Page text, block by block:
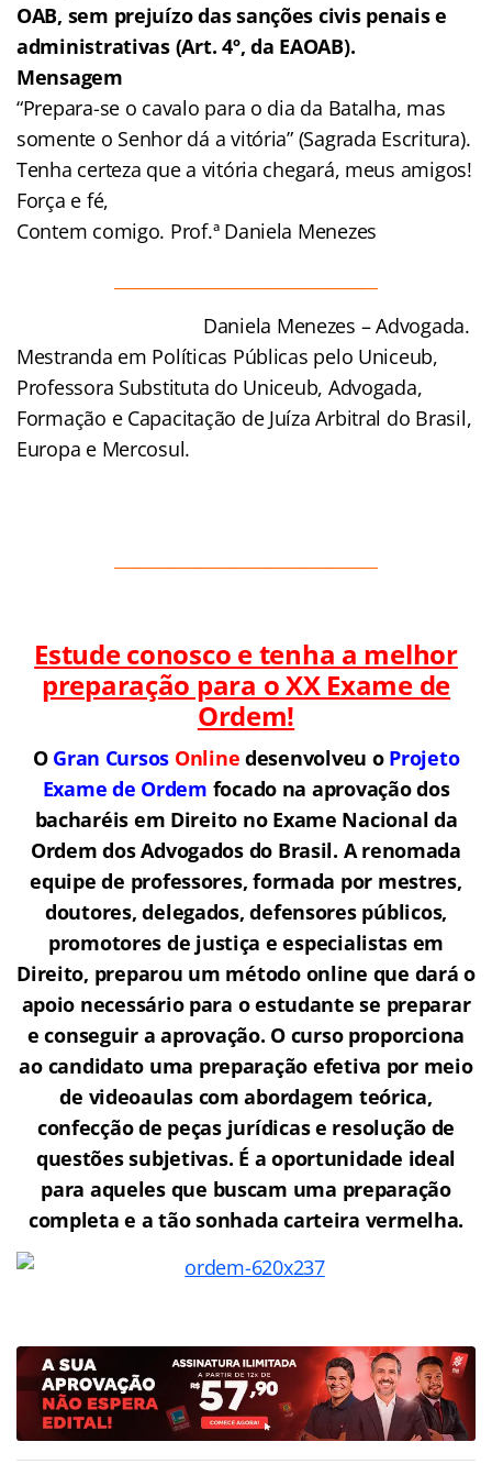
OAB, sem prejuízo das sanções civis penais e
administrativas (Art. 4º, da EAOAB).
Mensagem
“Prepara-se o cavalo para o dia da Batalha, mas
somente o Senhor dá a vitória” (Sagrada Escritura).
Tenha certeza que a vitória chegará, meus amigos!
Força e fé,
Contem comigo. Prof.ª Daniela Menezes
Daniela Menezes – Advogada.
Mestranda em Políticas Públicas pelo Uniceub,
Professora Substituta do Uniceub, Advogada,
Formação e Capacitação de Juíza Arbitral do Brasil,
Europa e Mercosul.
Estude conosco e tenha a melhor
preparação para oXX Exame de
Ordem!
O Gran Cursos Online desenvolveu o Projeto
Exame de Ordem focado na aprovação dos
bacharéis em Direito no Exame Nacional da
Ordem dos Advogados do Brasil. A renomada
equipe de professores, formada por mestres,
doutores, delegados, defensores públicos,
promotores de justiça e especialistas em
Direito, preparou um método online que dará o
apoio necessário para o estudante se preparar
e conseguir a aprovação. O curso proporciona
ao candidato uma preparação efetiva por meio
de videoaulas com abordagem teórica,
confecção de peças jurídicas e resolução de
questões subjetivas. É a oportunidade ideal
para aqueles que buscam uma preparação
completa e a tão sonhada carteira vermelha.